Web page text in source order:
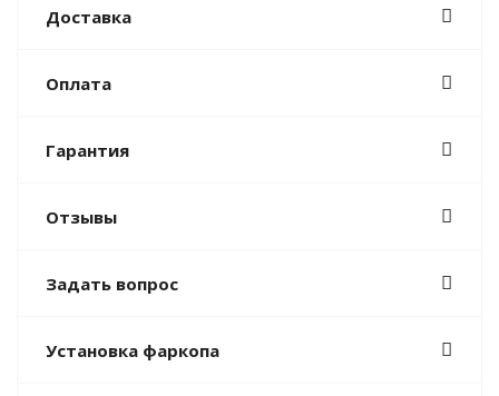
Доставка
Оплата
Гарантия
Отзывы
Задать вопрос
Установка фаркопа